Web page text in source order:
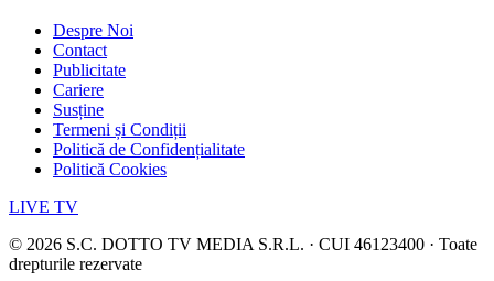
Despre Noi
Contact
Publicitate
Cariere
Susține
Termeni și Condiții
Politică de Confidențialitate
Politică Cookies
LIVE TV
© 2026 S.C. DOTTO TV MEDIA S.R.L. · CUI 46123400 · Toate
drepturile rezervate